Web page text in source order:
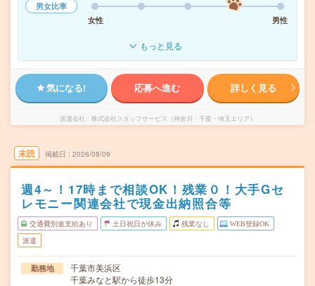
男女比率
女性
男性
もっと見る
気になる! 応募へ進む 詳しく見る
派遣会社 株式会社スタッフサービス（神奈川・千葉・埼玉エリア）
未読 掲載日 2026/08/09
週4～！17時まで相談OK！残業０！大手Gセ
レモニー関連会社で現金出納照合等
交通費別途支給あり 土日祝日が休み 残業なし WEB登録OK
派遣
勤務地
千葉市美浜区
千葉みなと駅から徒歩13分